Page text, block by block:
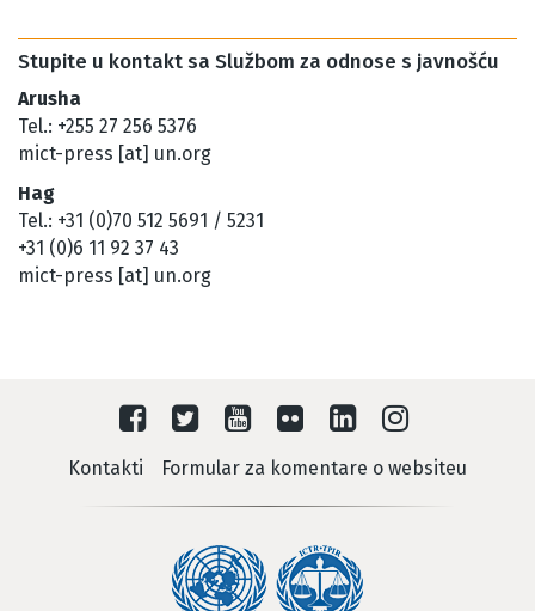
Stupite u kontakt sa Službom za odnose s javnošću
Arusha
Tel.: +255 27 256 5376
mict-press [at] un.org
Hag
Tel.: +31 (0)70 512 5691 / 5231
+31 (0)6 11 92 37 43
mict-press [at] un.org
Kontakti Formular za komentare o websiteu